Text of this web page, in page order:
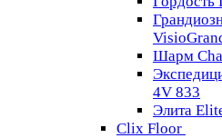
Шарм
4V 833
Элита
Clix Floor